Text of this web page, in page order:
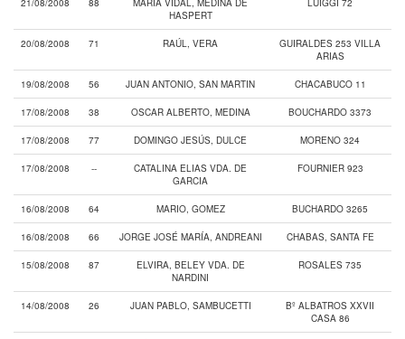
21/08/2008 88
MARÍA VIDAL, MEDINA DE
HASPERT
LUIGGI 72
20/08/2008 71 RAÚL, VERA
GUIRALDES 253 VILLA
ARIAS
19/08/2008 56 JUAN ANTONIO, SAN MARTIN CHACABUCO 11
17/08/2008 38 OSCAR ALBERTO, MEDINA BOUCHARDO 3373
17/08/2008 77 DOMINGO JESÚS, DULCE MORENO 324
17/08/2008 --
CATALINA ELIAS VDA. DE
GARCIA
FOURNIER 923
16/08/2008 64 MARIO, GOMEZ BUCHARDO 3265
16/08/2008 66 JORGE JOSÉ MARÍA, ANDREANI CHABAS, SANTA FE
15/08/2008 87
ELVIRA, BELEY VDA. DE
NARDINI
ROSALES 735
14/08/2008 26 JUAN PABLO, SAMBUCETTI
Bº ALBATROS XXVII
CASA 86